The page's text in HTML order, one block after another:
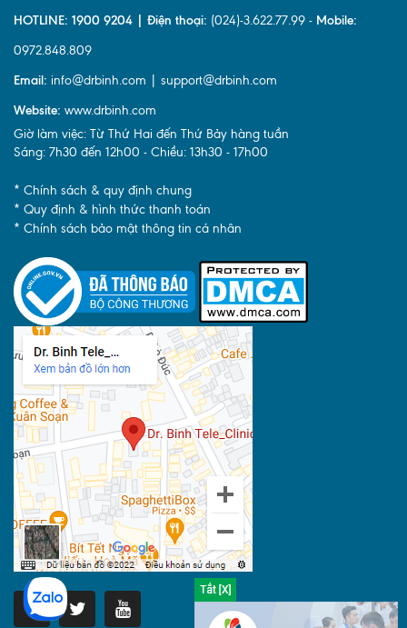
HOTLINE: 1900 9204 | Điện thoại: (024)-3.622.77.99 - Mobile:
0972.848.809
Email: info@drbinh.com | support@drbinh.com
Website: www.drbinh.com
Giờ làm việc: Từ Thứ Hai đến Thứ Bảy hàng tuần
Sáng: 7h30 đến 12h00 - Chiều: 13h30 - 17h00
* Chính sách & quy định chung
* Quy định & hình thức thanh toán
* Chính sách bảo mật thông tin cá nhân